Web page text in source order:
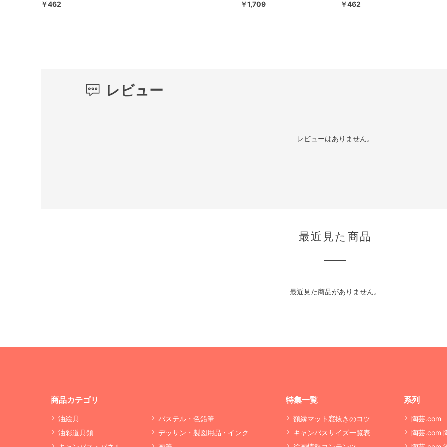
￥462 ￥1,709 ￥462
レビュー
レビューはありません。
最近見た商品
最近見た商品がありません。
商品カテゴリ
油絵具
油彩道具類
パステル・色鉛筆
デッサン・製図用品・インク
特集一覧
額縁マット窓抜きのコツ
キャンバスサイズ一覧表
系列
陶芸.com
陶芸.com